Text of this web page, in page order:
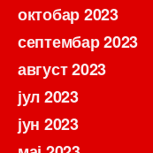
октобар 2023
септембар 2023
август 2023
јул 2023
јун 2023